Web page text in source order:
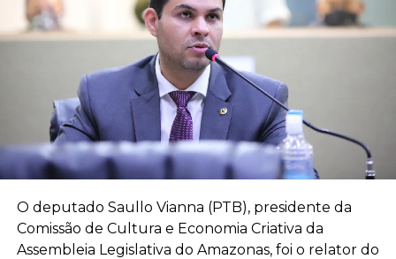
O deputado Saullo Vianna (PTB), presidente da
Comissão de Cultura e Economia Criativa da
Assembleia Legislativa do Amazonas, foi o relator do